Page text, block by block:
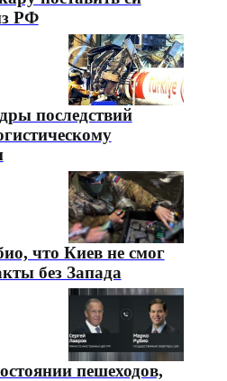
РФ
последствий
что Киев не смог
без Запада
пешеходов,